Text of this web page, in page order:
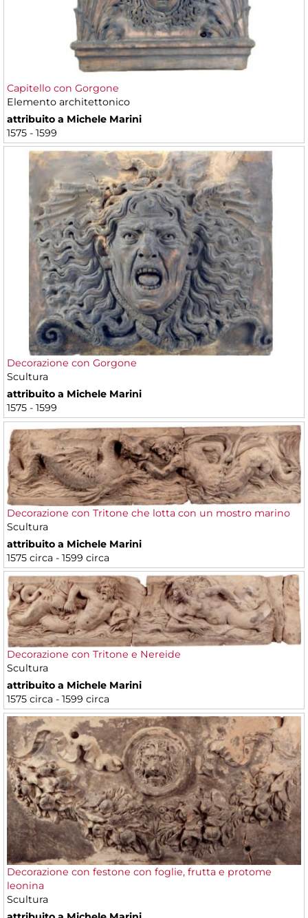
Capitello con Gorgone
Elemento architettonico
attribuito a Michele Marini
1575 - 1599
Decorazione con Gorgone
Scultura
attribuito a Michele Marini
1575 - 1599
Decorazione con Tritone che lotta con un mostro marino
Scultura
attribuito a Michele Marini
1575 circa - 1599 circa
Decorazione con Tritone e Nereide
Scultura
attribuito a Michele Marini
1575 circa - 1599 circa
Decorazione con festone con foglie, frutta e protome
leonina
Scultura